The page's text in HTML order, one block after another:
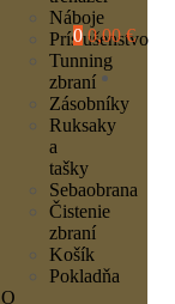
Náboje
Príslušenstvo
Tunning
zbraní
Zásobníky
Ruksaky
a
tašky
Sebaobrana
Čistenie
zbraní
Košík
Pokladňa
O
0 0,00 €